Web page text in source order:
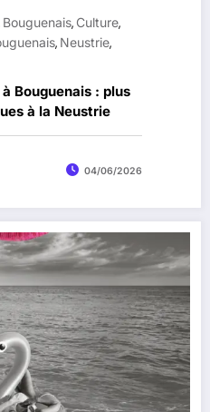
Bouguenais, Culture,
, Neustrie,
Bouguenais : plus
à la Neustrie
04/06/2026